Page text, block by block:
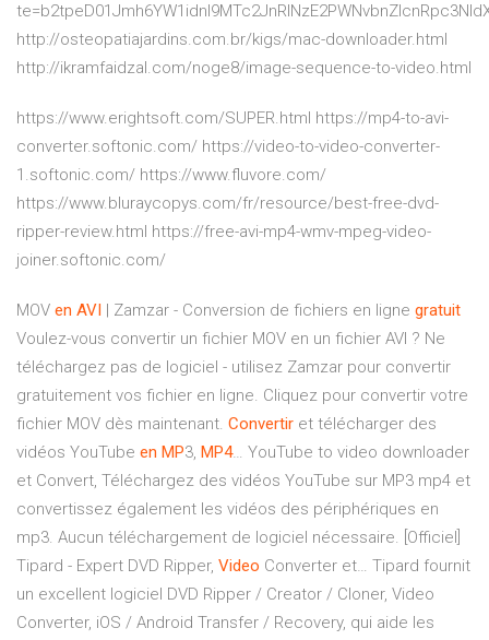
http://osteopatiajardins.com.br/kigs/mac-downloader.html
http://ikramfaidzal.com/noge8/image-sequence-to-video.html
https://www.erightsoft.com/SUPER.html https://mp4-to-avi-
converter.softonic.com/ https://video-to-video-converter-
1.softonic.com/ https://www.fluvore.com/
https://www.bluraycopys.com/fr/resource/best-free-dvd-
ripper-review.html https://free-avi-mp4-wmv-mpeg-video-
joiner.softonic.com/
MOV en AVI | Zamzar - Conversion de fichiers en ligne gratuit
Voulez-vous convertir un fichier MOV en un fichier AVI ? Ne
téléchargez pas de logiciel - utilisez Zamzar pour convertir
gratuitement vos fichier en ligne. Cliquez pour convertir votre
fichier MOV dès maintenant. Convertir et télécharger des
vidéos YouTube en MP3, MP4… YouTube to video downloader
et Convert, Téléchargez des vidéos YouTube sur MP3 mp4 et
convertissez également les vidéos des périphériques en
mp3. Aucun téléchargement de logiciel nécessaire. [Officiel]
Tipard - Expert DVD Ripper, Video Converter et… Tipard fournit
un excellent logiciel DVD Ripper / Creator / Cloner, Video
Converter, iOS / Android Transfer / Recovery, qui aide les